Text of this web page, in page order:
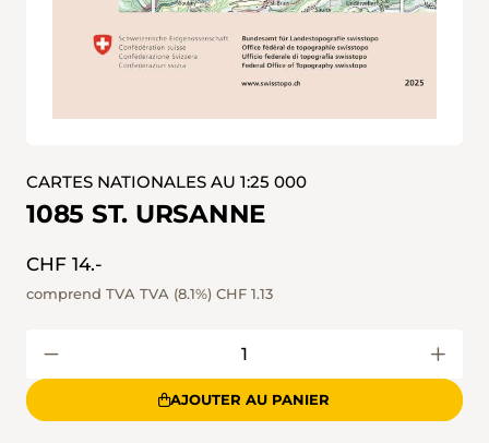
CARTES NATIONALES AU 1:25 000
1085 ST. URSANNE
CHF 14.-
comprend TVA TVA (8.1%) CHF 1.13
AJOUTER AU PANIER